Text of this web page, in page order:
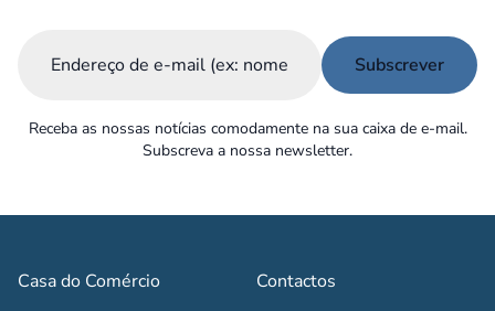
Receba as nossas notícias comodamente na sua caixa de e-mail.
Subscreva a nossa newsletter.
Casa do Comércio
Contactos